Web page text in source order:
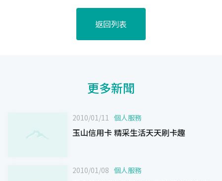
返回列表
更多新聞
2010/01/11 個人服務
玉山信用卡 精采生活天天刷卡趣
2010/01/08 個人服務